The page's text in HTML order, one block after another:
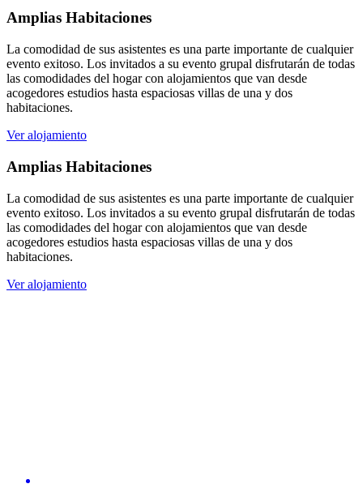
Amplias Habitaciones
La comodidad de sus asistentes es una parte importante de cualquier
evento exitoso. Los invitados a su evento grupal disfrutarán de todas
las comodidades del hogar con alojamientos que van desde
acogedores estudios hasta espaciosas villas de una y dos
habitaciones.
Ver alojamiento
Amplias Habitaciones
La comodidad de sus asistentes es una parte importante de cualquier
evento exitoso. Los invitados a su evento grupal disfrutarán de todas
las comodidades del hogar con alojamientos que van desde
acogedores estudios hasta espaciosas villas de una y dos
habitaciones.
Ver alojamiento